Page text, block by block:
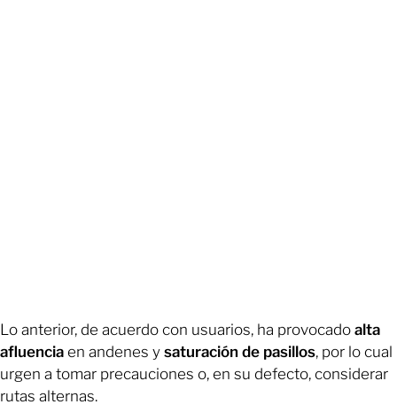
Lo anterior, de acuerdo con usuarios, ha provocado alta
afluencia en andenes y saturación de pasillos, por lo cual
urgen a tomar precauciones o, en su defecto, considerar
rutas alternas.